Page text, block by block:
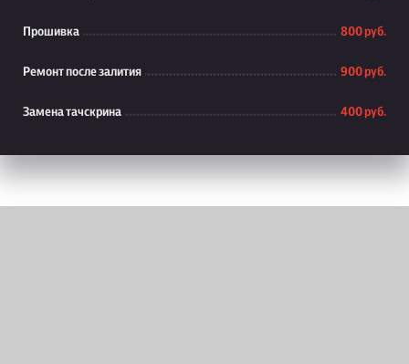
Прошивка 800 руб.
Ремонт после залития 900 руб.
Замена тачскрина 400 руб.